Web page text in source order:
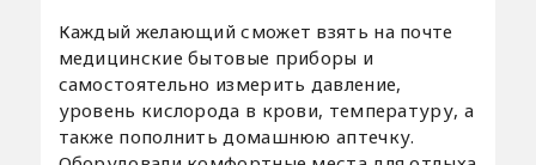
Каждый желающий сможет взять на почте
медицинские бытовые приборы и
самостоятельно измерить давление,
уровень кислорода в крови, температуру, а
также пополнить домашнюю аптечку.